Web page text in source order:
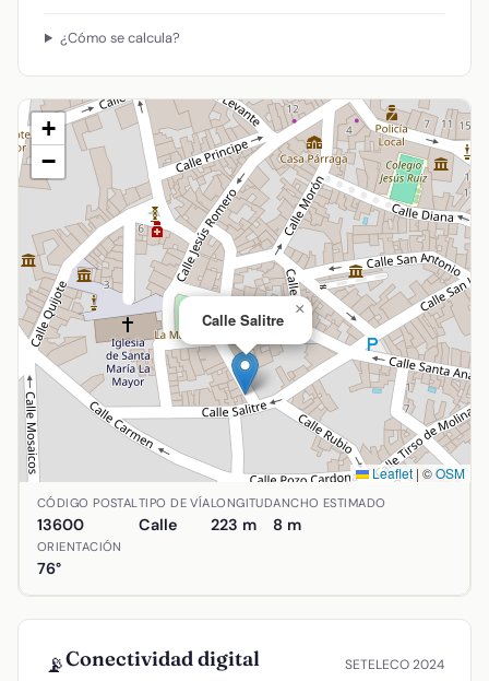
¿Cómo se calcula?
Calle Salitre
×
+
−
Leaflet | ©OSM
Ubicación de Calle Salitre en Alcázar de San Juan,
CÓDIGO POSTAL
13600
TIPO DE VÍA
Calle
LONGITUD
223 m
ANCHO ESTIMADO
8 m
ORIENTACIÓN
76°
📡Conectividad digital SETELECO 2024